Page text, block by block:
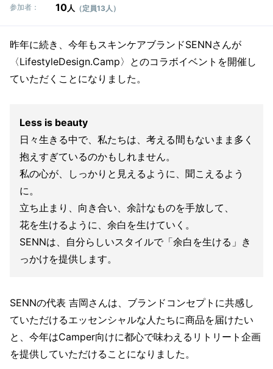
参加者： 10人 （定員13人）
昨年に続き、今年もスキンケアブランドSENNさんが
〈LifestyleDesign.Camp〉とのコラボイベントを開催し
ていただくことになりました。
Less is beauty
日々生きる中で、私たちは、考える間もないまま多く
抱えすぎているのかもしれません。
私の心が、しっかりと見えるように、聞こえるよう
に。
立ち止まり、向き合い、余計なものを手放して、
花を生けるように、余白を生けていく。
SENNは、自分らしいスタイルで「余白を生ける」き
っかけを提供します。
SENNの代表 吉岡さんは、ブランドコンセプトに共感し
ていただけるエッセンシャルな人たちに商品を届けたい
と、今年はCamper向けに都心で味わえるリトリート企画
を提供していただけることになりました。